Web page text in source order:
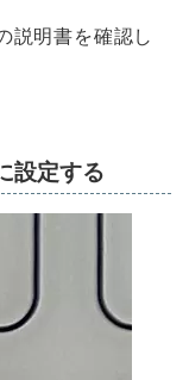
説明書を確認し
設定する